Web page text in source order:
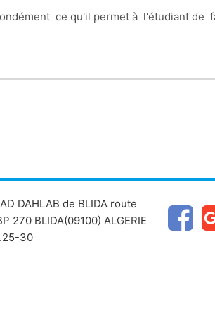
ce qu'il permet à l'étudiant de
DAHLAB de BLIDA route
270 BLIDA(09100) ALGERIE
30